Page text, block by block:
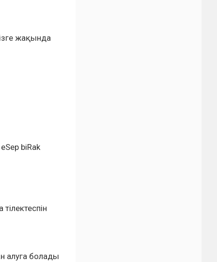
жақында
biRak
алуга болады